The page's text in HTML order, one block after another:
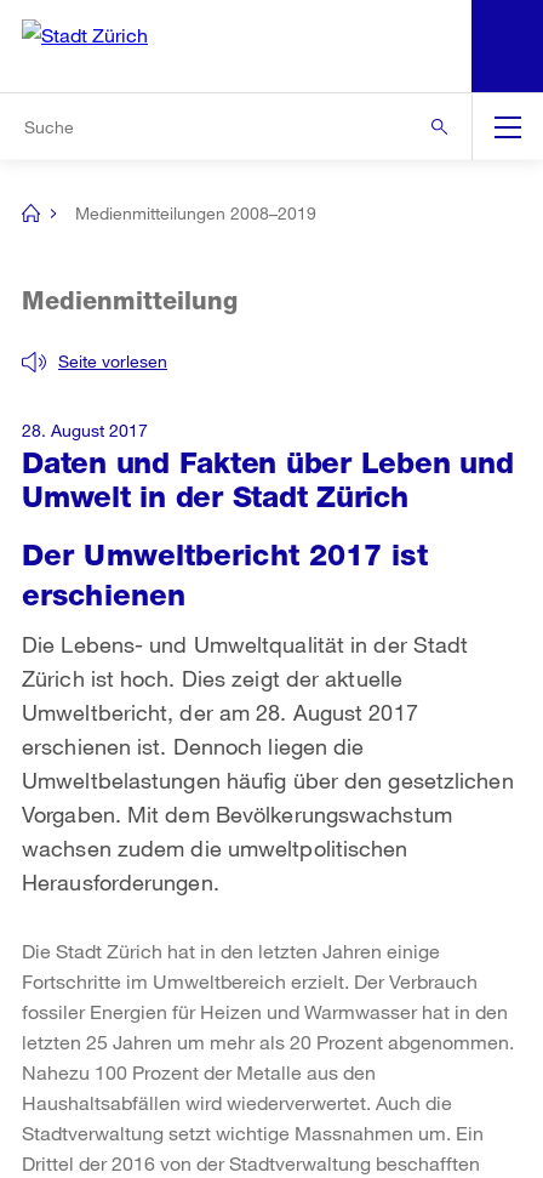
Navigation
[no
Medienmitteilungen 2008–2019
Daten und Fakten über Leben und
Umwelt in der Stadt Zürich
Seite vorlesen
Medienmitteilung
Der Umweltbericht 2017 ist
erschienen
Die Lebens- und Umweltqualität in der Stadt
Zürich ist hoch. Dies zeigt der aktuelle
Umweltbericht, der am 28. August 2017
erschienen ist. Dennoch liegen die
Umweltbelastungen häufig über den gesetzlichen
Vorgaben. Mit dem Bevölkerungswachstum
wachsen zudem die umweltpolitischen
Herausforderungen.
28. August 2017
Die Stadt Zürich hat in den letzten Jahren einige
Fortschritte im Umweltbereich erzielt. Der Verbrauch
fossiler Energien für Heizen und Warmwasser hat in den
letzten 25 Jahren um mehr als 20 Prozent abgenommen.
Nahezu 100 Prozent der Metalle aus den
Haushaltsabfällen wird wiederverwertet. Auch die
Stadtverwaltung setzt wichtige Massnahmen um. Ein
Drittel der 2016 von der Stadtverwaltung beschafften